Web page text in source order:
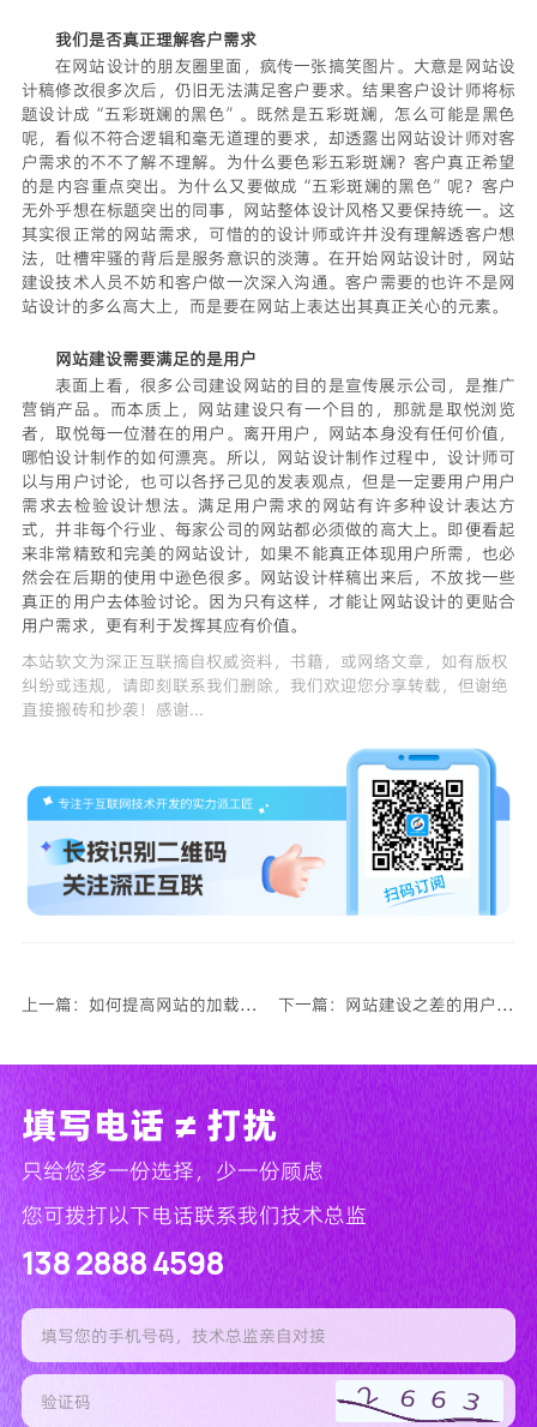
我们是否真正理解客户需求
在网站设计的朋友圈里面，疯传一张搞笑图片。大意是网站设
计稿修改很多次后，仍旧无法满足客户要求。结果客户设计师将标
题设计成“五彩斑斓的黑色”。既然是五彩斑斓，怎么可能是黑色
呢，看似不符合逻辑和毫无道理的要求，却透露出网站设计师对客
户需求的不不了解不理解。为什么要色彩五彩斑斓？客户真正希望
的是内容重点突出。为什么又要做成“五彩斑斓的黑色”呢？客户
无外乎想在标题突出的同事，网站整体设计风格又要保持统一。这
其实很正常的网站需求，可惜的的设计师或许并没有理解透客户想
法，吐槽牢骚的背后是服务意识的淡薄。在开始网站设计时，网站
建设技术人员不妨和客户做一次深入沟通。客户需要的也许不是网
站设计的多么高大上，而是要在网站上表达出其真正关心的元素。
网站建设需要满足的是用户
表面上看，很多公司建设网站的目的是宣传展示公司，是推广
营销产品。而本质上，网站建设只有一个目的，那就是取悦浏览
者，取悦每一位潜在的用户。离开用户，网站本身没有任何价值，
哪怕设计制作的如何漂亮。所以，网站设计制作过程中，设计师可
以与用户讨论，也可以各抒己见的发表观点，但是一定要用户用户
需求去检验设计想法。满足用户需求的网站有许多种设计表达方
式，并非每个行业、每家公司的网站都必须做的高大上。即便看起
来非常精致和完美的网站设计，如果不能真正体现用户所需，也必
然会在后期的使用中逊色很多。网站设计样稿出来后，不放找一些
真正的用户去体验讨论。因为只有这样，才能让网站设计的更贴合
用户需求，更有利于发挥其应有价值。
本站软文为深正互联摘自权威资料，书籍，或网络文章，如有版权
纠纷或违规，请即刻联系我们删除，我们欢迎您分享转载，但谢绝
直接搬砖和抄袭！感谢...
上一篇：如何提高网站的加载速度？ 下一篇：网站建设之差的用户体验有哪些？
填写电话 ≠ 打扰
只给您多一份选择，少一份顾虑
您可拨打以下电话联系我们技术总监
138 2888 4598